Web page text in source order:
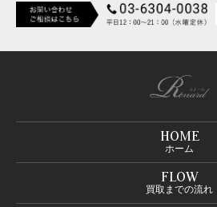
HOME
ホーム
FLOW
買取までの流れ